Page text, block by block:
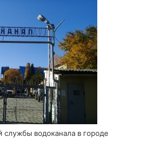
службы водоканала в городе